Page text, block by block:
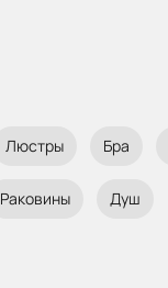
Люстры Бра
Раковины Душ